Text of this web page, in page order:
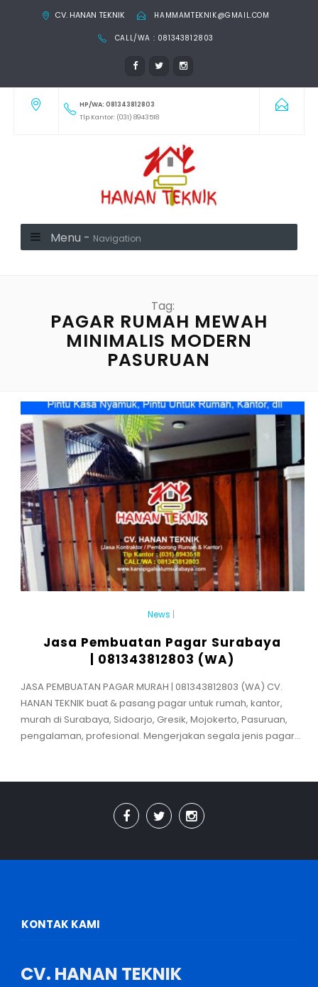
CV. HANAN TEKNIK HAMMAMTEKNIK@GMAIL.COM
CALL/WA : 081343812803
HP/WA: 081343812803
Tlp Kantor: (031) 8943518
Menu - Navigation
Tag:
PAGAR RUMAH MEWAH
MINIMALIS MODERN
PASURUAN
News |
Jasa Pembuatan Pagar Surabaya
| 081343812803 (WA)
JASA PEMBUATAN PAGAR MURAH | 081343812803 (WA) CV.
HANAN TEKNIK buat & pasang pagar untuk rumah, kantor,
murah di Surabaya, Sidoarjo, Gresik, Mojokerto, Pasuruan,
pengalaman, profesional. Mengerjakan segala jenis pagar...
KONTAK KAMI
CV. HANAN TEKNIK